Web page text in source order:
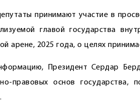
принимают участие в
главой государства
арене, 2025 года, о целях
Президент Сердар
правовых основ государства,